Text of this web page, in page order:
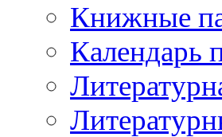
Книжные
Календарь